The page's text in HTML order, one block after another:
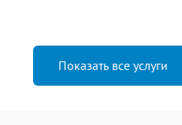
Показать все услуги